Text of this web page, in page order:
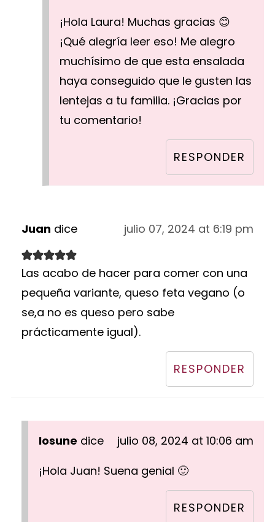
¡Hola Laura! Muchas gracias 😊
¡Qué alegría leer eso! Me alegro
muchísimo de que esta ensalada
haya conseguido que le gusten las
lentejas a tu familia. ¡Gracias por
tu comentario!
RESPONDER
Juan dice julio 07, 2024 at 6:19 pm
Las acabo de hacer para comer con una
pequeña variante, queso feta vegano (o
se,a no es queso pero sabe
prácticamente igual).
RESPONDER
Iosune dice
julio 08, 2024 at 10:06 am
¡Hola Juan! Suena genial 🙂
RESPONDER